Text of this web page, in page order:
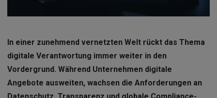
In einer zunehmend vernetzten Welt rückt das Thema
digitale Verantwortung immer weiter in den
Vordergrund. Während Unternehmen digitale
Angebote ausweiten, wachsen die Anforderungen an